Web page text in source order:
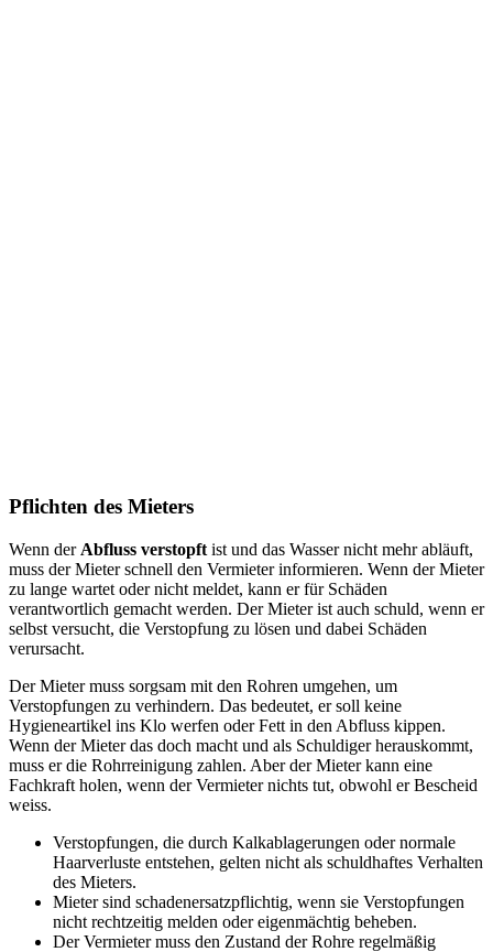
Pflichten des Mieters
Wenn der Abfluss verstopft ist und das Wasser nicht mehr abläuft,
muss der Mieter schnell den Vermieter informieren. Wenn der Mieter
zu lange wartet oder nicht meldet, kann er für Schäden
verantwortlich gemacht werden. Der Mieter ist auch schuld, wenn er
selbst versucht, die Verstopfung zu lösen und dabei Schäden
verursacht.
Der Mieter muss sorgsam mit den Rohren umgehen, um
Verstopfungen zu verhindern. Das bedeutet, er soll keine
Hygieneartikel ins Klo werfen oder Fett in den Abfluss kippen.
Wenn der Mieter das doch macht und als Schuldiger herauskommt,
muss er die Rohrreinigung zahlen. Aber der Mieter kann eine
Fachkraft holen, wenn der Vermieter nichts tut, obwohl er Bescheid
weiss.
Verstopfungen, die durch Kalkablagerungen oder normale
Haarverluste entstehen, gelten nicht als schuldhaftes Verhalten
des Mieters.
Mieter sind schadenersatzpflichtig, wenn sie Verstopfungen
nicht rechtzeitig melden oder eigenmächtig beheben.
Der Vermieter muss den Zustand der Rohre regelmäßig